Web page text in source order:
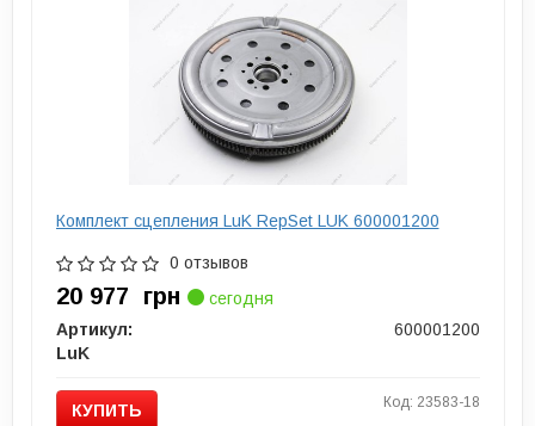
Комплект сцепления LuK RepSet LUK 600001200
0 отзывов
20 977 грн
сегодня
Артикул:
600001200
LuK
КУПИТЬ Код: 23583-18